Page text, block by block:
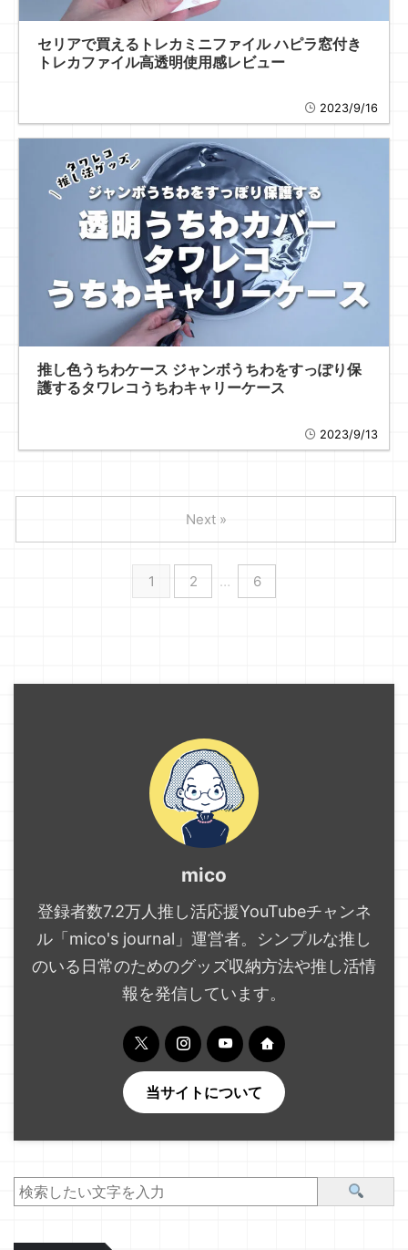
セリアで買えるトレカミニファイル ハピラ窓付き
トレカファイル高透明使用感レビュー
2023/9/16
推し色うちわケース ジャンボうちわをすっぽり保
護するタワレコうちわキャリーケース
2023/9/13
1 2 … 6
Next »
mico
登録者数7.2万人推し活応援YouTubeチャンネ
ル「mico's journal」運営者。シンプルな推し
のいる日常のためのグッズ収納方法や推し活情
報を発信しています。
当サイトについて